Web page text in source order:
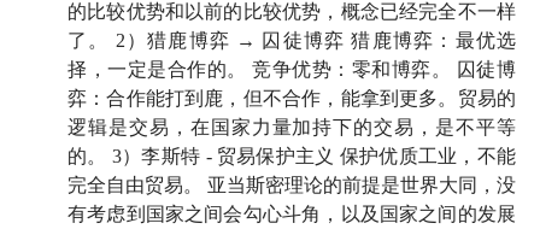
人」，TA 们怎么看待局势，又怎么活下去。
于是我们决定做这样一期节目——从非主流视角切入，
看一看那些不在镁光灯下的角色：边缘的国家、被冲击
的产业、以及正在被动应对世界巨变的个体。他们也许
不是中心玩家，但这些人的选择与策略，有时甚至悄悄
改变了格局的走向。
的比较优势和以前的比较优势，概念已经完全不一样
了。 2）猎鹿博弈 → 囚徒博弈 猎鹿博弈：最优选
择，一定是合作的。 竞争优势：零和博弈。 囚徒博
弈：合作能打到鹿，但不合作，能拿到更多。贸易的
逻辑是交易，在国家力量加持下的交易，是不平等
的。 3）李斯特 - 贸易保护主义 保护优质工业，不能
完全自由贸易。 亚当斯密理论的前提是世界大同，没
有考虑到国家之间会勾心斗角，以及国家之间的发展